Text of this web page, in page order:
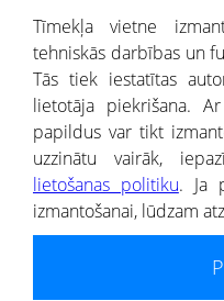
Kredītizziņa
® CREDITREFORM Latvija
SIA
Tīmekļa vietne
tehniskās darbības un
Tās tiek iestatītas
lietotāja piekrišana.
papildus var tikt
uzzinātu vairāk,
lietošanas politiku. Ja
izmantošanai, lūdzam